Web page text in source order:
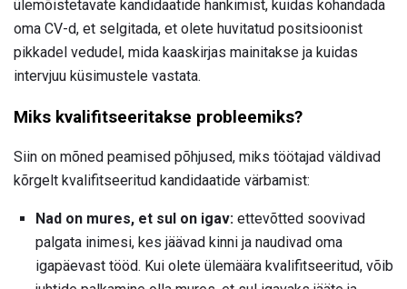
ülemõistetavate kandidaatide hankimist, kuidas kohandada
oma CV-d, et selgitada, et olete huvitatud positsioonist
pikkadel vedudel, mida kaaskirjas mainitakse ja kuidas
intervjuu küsimustele vastata.
Miks kvalifitseeritakse probleemiks?
Siin on mõned peamised põhjused, miks töötajad väldivad
kõrgelt kvalifitseeritud kandidaatide värbamist:
Nad on mures, et sul on igav: ettevõtted soovivad
palgata inimesi, kes jäävad kinni ja naudivad oma
igapäevast tööd. Kui olete ülemäära kvalifitseeritud, võib